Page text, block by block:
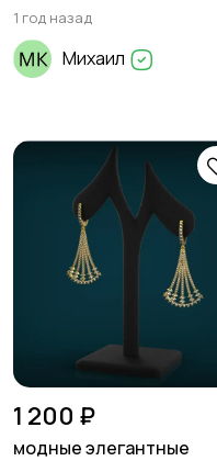
1 год назад
Михаил
1 200 ₽
модные элегантные